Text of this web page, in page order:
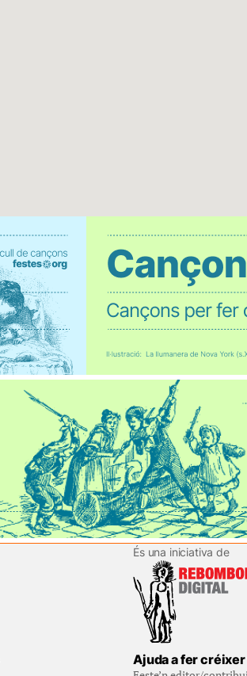
És una iniciativa de
Ajuda a fer